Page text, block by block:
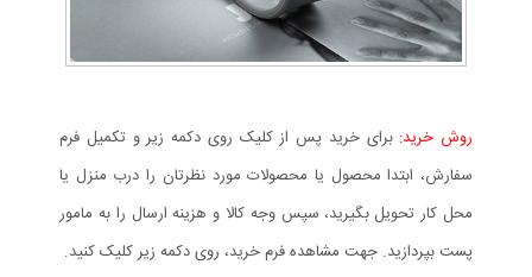
روش خرید: برای خرید پس از کلیک روی دکمه زیر و تکمیل فرم
سفارش، ابتدا محصول یا محصولات مورد نظرتان را درب منزل یا
محل کار تحویل بگیرید، سپس وجه کالا و هزینه ارسال را به مامور
پست بپردازید. جهت مشاهده فرم خرید، روی دکمه زیر کلیک کنید.